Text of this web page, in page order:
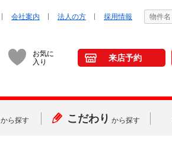
会社案内 法人の方 採用情報
お気に
入り
来店予約
から探す こだわり から探す